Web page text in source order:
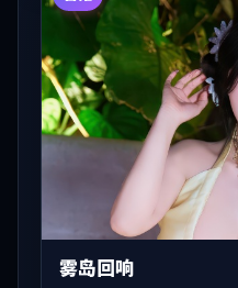
雾岛回响